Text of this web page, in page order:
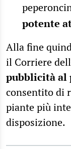
potente
Alla fine
il Corriere
pubblicità al
consentito di
piante più
disposizione.